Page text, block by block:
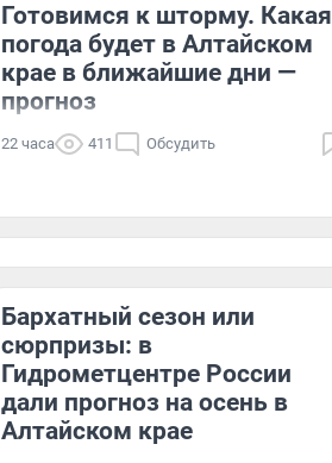
Готовимся к шторму. Какая
погода будет в Алтайском
крае в ближайшие дни —
прогноз
22 часа 411 Обсудить
Бархатный сезон или
сюрпризы: в
Гидрометцентре России
дали прогноз на осень в
Алтайском крае